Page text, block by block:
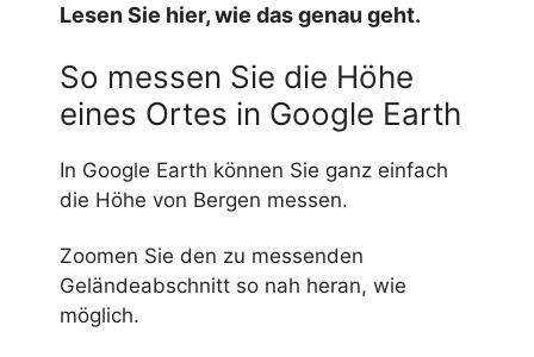
Lesen Sie hier, wie das genau geht.
So messen Sie die Höhe
eines Ortes in Google Earth
In Google Earth können Sie ganz einfach
die Höhe von Bergen messen.
Zoomen Sie den zu messenden
Geländeabschnitt so nah heran, wie
möglich.